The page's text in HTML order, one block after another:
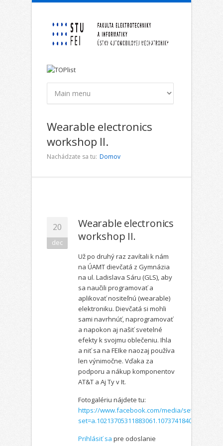
Skočiť na hlavný obsah
Wearable electronics
workshop II.
Nachádzate sa tu: Domov
20
dec
Wearable electronics
workshop II.
Už po druhý raz zavítali k nám
na ÚAMT dievčatá z Gymnázia
na ul. Ladislava Sáru (GLS), aby
sa naučili programovať a
aplikovať nositeľnú (wearable)
elektroniku. Dievčatá si mohli
sami navrhnúť, naprogramovať
a napokon aj našiť svetelné
efekty k svojmu oblečeniu. Ihla
a niť sa na FEIke naozaj používa
len výnimočne. Vďaka za
podporu a nákup komponentov
AT&T a Aj Ty v It.
Fotogalériu nájdete tu:
https://www.facebook.com/media/set/?
set=a.10213705311883061.1073741840.1...
Prihlásiť sa pre odoslanie